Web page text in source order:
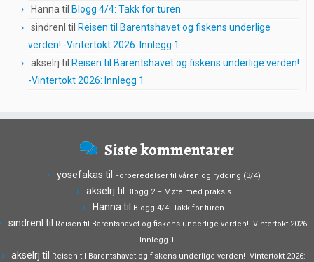
Hanna til Blogg 4/4: Takk for turen
sindrenl til Reisen til Barentshavet og fiskens underlige
verden! -Vintertokt 2026: Innlegg 1
akselrj til Reisen til Barentshavet og fiskens underlige verden!
-Vintertokt 2026: Innlegg 1
Siste kommentarer
yosefakas til Forberedelser til våren og rydding (3/4)
akselrj til Blogg 2 – Møte med praksis
Hanna til Blogg 4/4: Takk for turen
sindrenl til Reisen til Barentshavet og fiskens underlige verden! -Vintertokt 2026:
Innlegg 1
akselrj til Reisen til Barentshavet og fiskens underlige verden! -Vintertokt 2026: